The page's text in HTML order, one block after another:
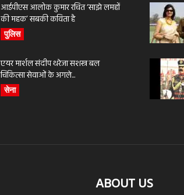
आईपीएस आलोक कुमार रचित ‘साझे लमहों
की महक’ सबकी कविता है
पुलिस
एयर मार्शल संदीप थरेजा सशस्त्र बल
चिकित्सा सेवाओं के अगले...
सेना
ABOUT US